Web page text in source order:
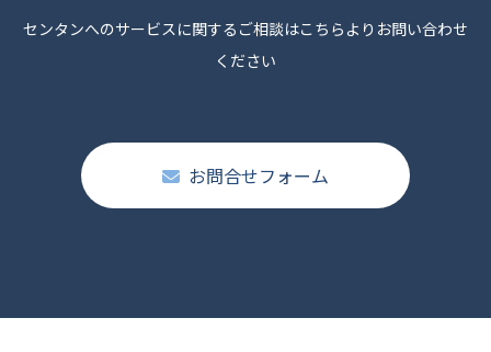
センタンへのサービスに関するご相談はこちらよりお問い合わせ
ください
お問合せフォーム